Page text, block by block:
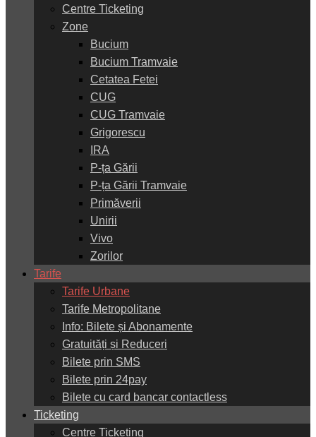
Centre Ticketing
Zone
Bucium
Bucium Tramvaie
Cetatea Fetei
CUG
CUG Tramvaie
Grigorescu
IRA
P-ța Gării
P-ța Gării Tramvaie
Primăverii
Unirii
Vivo
Zorilor
Tarife
Tarife Urbane
Tarife Metropolitane
Info: Bilete și Abonamente
Gratuități și Reduceri
Bilete prin SMS
Bilete prin 24pay
Bilete cu card bancar contactless
Ticketing
Centre Ticketing